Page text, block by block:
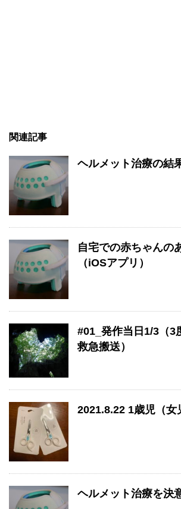
関連記事
ヘルメット治療の結
自宅での赤ちゃんの
（iOSアプリ）
#01_発作当日1/3（3
救急搬送）
2021.8.22 1歳児（女
ヘルメット治療を決